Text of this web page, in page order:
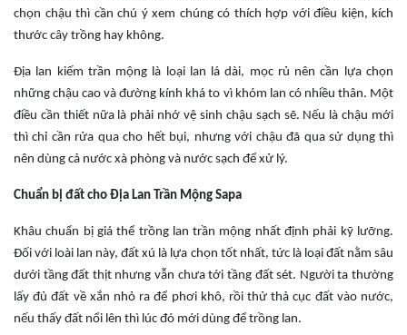
chọn chậu thì cần chú ý xem chúng có thích hợp với điều kiện, kích
thước cây trồng hay không.
Địa lan kiếm trần mộng là loại lan lá dài, mọc rủ nên cần lựa chọn
những chậu cao và đường kính khá to vì khóm lan có nhiều thân. Một
điều cần thiết nữa là phải nhớ vệ sinh chậu sạch sẽ. Nếu là chậu mới
thì chỉ cần rửa qua cho hết bụi, nhưng với chậu đã qua sử dụng thì
nên dùng cả nước xà phòng và nước sạch để xử lý.
Chuẩn bị đất cho Địa Lan Trần Mộng Sapa
Khâu chuẩn bị giá thể trồng lan trần mộng nhất định phải kỹ lưỡng.
Đối với loài lan này, đất xú là lựa chọn tốt nhất, tức là loại đất nằm sâu
dưới tầng đất thịt nhưng vẫn chưa tới tầng đất sét. Người ta thường
lấy đủ đất về xắn nhỏ ra để phơi khô, rồi thử thả cục đất vào nước,
nếu thấy đất nổi lên thì lúc đó mới dùng để trồng lan.